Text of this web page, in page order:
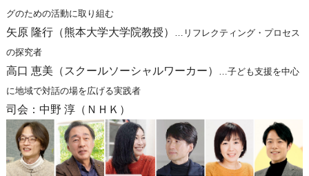
グのための活動に取り組む
矢原 隆行（熊本大学大学院教授）
…リフレクティング・プロセス
の探究者
高口 恵美（スクールソーシャルワーカー）
…子ども支援を中心
に地域で対話の場を広げる実践者
司会：中野 淳（ＮＨＫ）